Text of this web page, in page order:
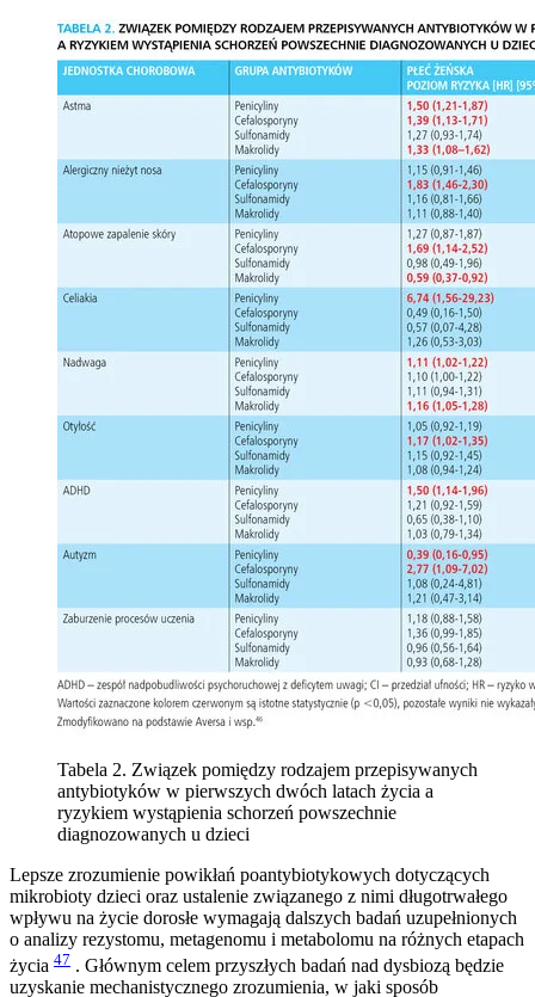
Tabela 2. Związek pomiędzy rodzajem przepisywanych
antybiotyków w pierwszych dwóch latach życia a
ryzykiem wystąpienia schorzeń powszechnie
diagnozowanych u dzieci
Lepsze zrozumienie powikłań poantybiotykowych dotyczących
mikrobioty dzieci oraz ustalenie związanego z nimi długotrwałego
wpływu na życie dorosłe wymagają dalszych badań uzupełnionych
o analizy rezystomu, metagenomu i metabolomu na różnych etapach
życia 47 . Głównym celem przyszłych badań nad dysbiozą będzie
uzyskanie mechanistycznego zrozumienia, w jaki sposób